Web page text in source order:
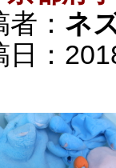
： ネ
日：